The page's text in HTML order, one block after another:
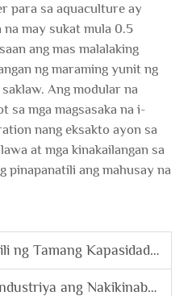
para sa aquaculture ay
na may sukat mula 0.5
ang mas malalaking
ng maraming yunit ng
Ang modular na
sa mga magsasaka na i-
nang eksakto ayon sa
at mga kinakailangan sa
pinapanatili ang mahusay na
Kapasidad ng Roots Blower para sa Aquaculture?
sa Matibay na Magnetic Levitation Blower?